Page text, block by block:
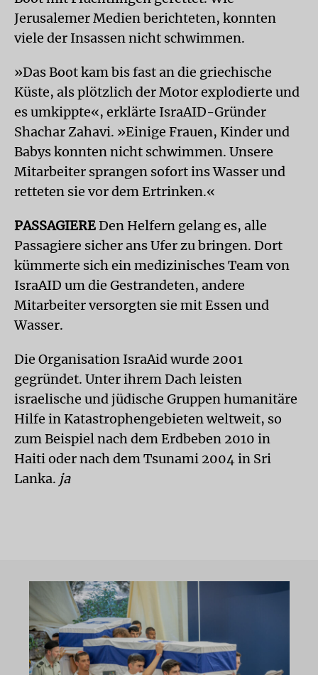
Jerusalemer Medien berichteten, konnten
viele der Insassen nicht schwimmen.
»Das Boot kam bis fast an die griechische
Küste, als plötzlich der Motor explodierte und
es umkippte«, erklärte IsraAID-Gründer
Shachar Zahavi. »Einige Frauen, Kinder und
Babys konnten nicht schwimmen. Unsere
Mitarbeiter sprangen sofort ins Wasser und
retteten sie vor dem Ertrinken.«
PASSAGIEREDen Helfern gelang es, alle
Passagiere sicher ans Ufer zu bringen. Dort
kümmerte sich ein medizinisches Team von
IsraAID um die Gestrandeten, andere
Mitarbeiter versorgten sie mit Essen und
Wasser.
Die Organisation IsraAid wurde 2001
gegründet. Unter ihrem Dach leisten
israelische und jüdische Gruppen humanitäre
Hilfe in Katastrophengebieten weltweit, so
zum Beispiel nach dem Erdbeben 2010 in
Haiti oder nach dem Tsunami 2004 in Sri
Lanka. ja